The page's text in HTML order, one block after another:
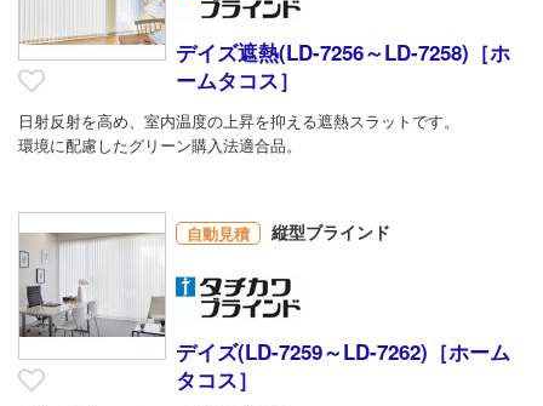
デイズ遮熱(LD-7256～LD-7258)［ホ
ームタコス］
日射反射を高め、室内温度の上昇を抑える遮熱スラットです。
環境に配慮したグリーン購入法適合品。
自動見積 縦型ブラインド
デイズ(LD-7259～LD-7262)［ホーム
タコス］